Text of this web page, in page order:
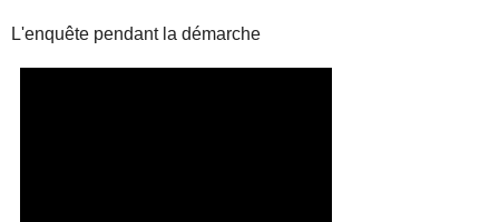
L'enquête pendant la démarche